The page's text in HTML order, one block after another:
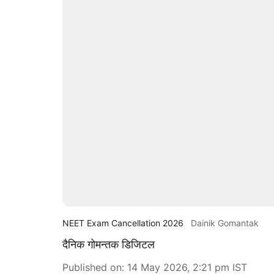
NEET Exam Cancellation 2026 Dainik Gomantak
दैनिक गोमन्तक डिजिटल
Published on: 14 May 2026, 2:21 pm IST